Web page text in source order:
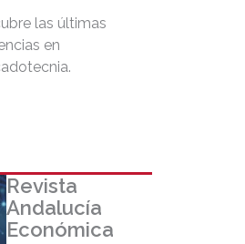
las últimas
en
Revista
Andalucía
Económica